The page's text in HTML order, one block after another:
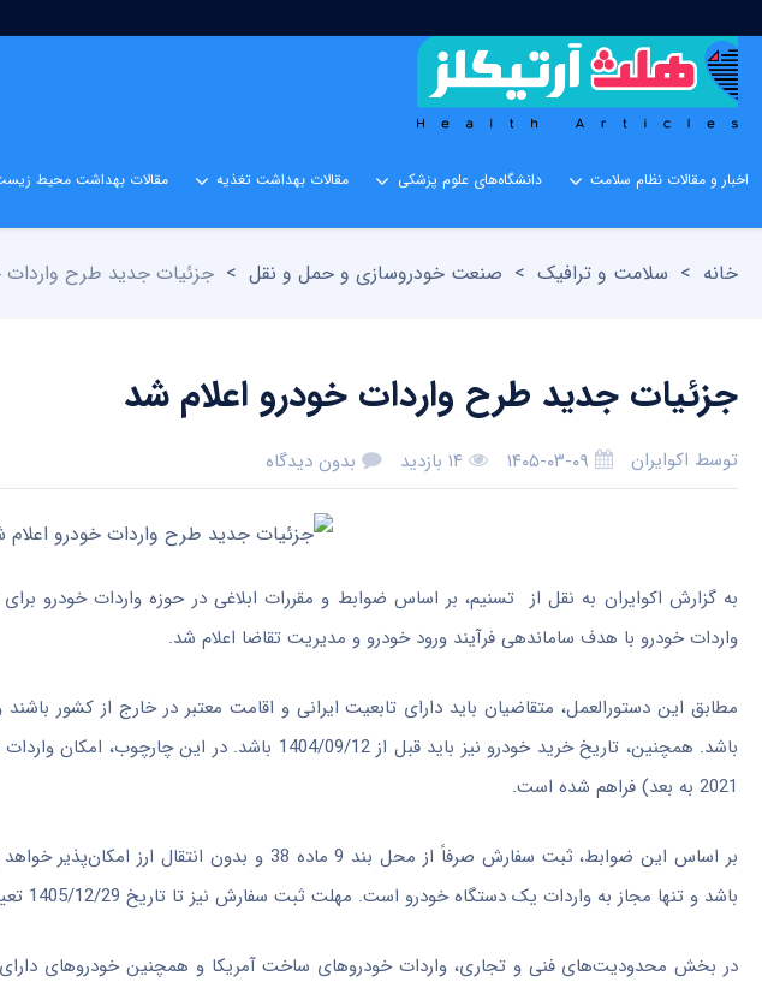
اخبار و مقالات نظام سلامت دانشگاه‌های علوم پزشکی مقالات بهداشت تغذیه مقالات بهداشت محیط
خانه > سلامت و ترافیک > صنعت خودروسازی و حمل و نقل > جزئیات جدید طرح واردات
جزئیات جدید طرح واردات خودرو اعلام شد
توسط اکوایران ۱۴۰۵-۰۳-۰۹ ۱۴ بازدید بدون دیدگاه
به گزارش اکوایران به نقل از تسنیم، بر اساس ضوابط و مقررات ابلاغی در حوزه واردات خودرو
واردات خودرو با هدف ساماندهی فرآیند ورود خودرو و مدیریت تقاضا اعلام شد.
2021 به بعد) فراهم شده است.
باشد و تنها مجاز به واردات یک دستگاه خودرو است. مهلت ثبت سفارش نیز تا تاریخ 1405/12/29 تعیین شده است.
در بخش محدودیت‌های فنی و تجاری، واردات خودروهای ساخت آمریکا و همچنین خودروهای